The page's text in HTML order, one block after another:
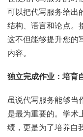
可以把代写服务给出
结构、语言和论点。
这不但能够提升您的
内容。
独立完成作业：培育
虽说代写服务能够当
是最为重要的。学术
绩，更是为了培养自